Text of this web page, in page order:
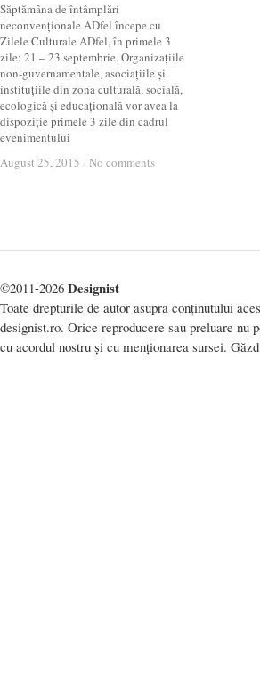
Săptămâna de întâmplări
neconvenționale ADfel începe cu
Zilele Culturale ADfel, în primele 3
zile: 21 – 23 septembrie. Organizațiile
non-guvernamentale, asociațiile și
instituțiile din zona culturală, socială,
ecologică și educațională vor avea la
dispoziție primele 3 zile din cadrul
evenimentului
August 25, 2015 / No comments
August 25, 2015 / No comments
©2011-2026 Designist
Toate drepturile de autor asupra conținutului
designist.ro. Orice reproducere sau preluare nu
cu acordul nostru și cu menționarea sursei.